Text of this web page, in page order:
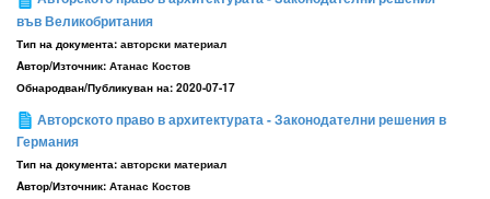
във Великобритания
Тип на документа: авторски материал
Aвтор/Източник: Атанас Костов
Обнародван/Публикуван на: 2020-07-17
Авторското право в архитектурата - Законодателни решения в
Германия
Тип на документа: авторски материал
Aвтор/Източник: Атанас Костов